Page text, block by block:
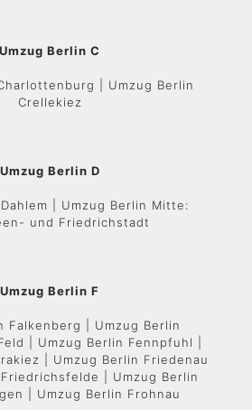
Umzug Berlin C
| Umzug Berlin
Crellekiez
Umzug Berlin D
| Umzug Berlin Mitte:
und Friedrichstadt
Umzug Berlin F
Falkenberg | Umzug Berlin
| Umzug Berlin Fennpfuhl |
| Umzug Berlin Friedenau
Friedrichsfelde | Umzug Berlin
| Umzug Berlin Frohnau